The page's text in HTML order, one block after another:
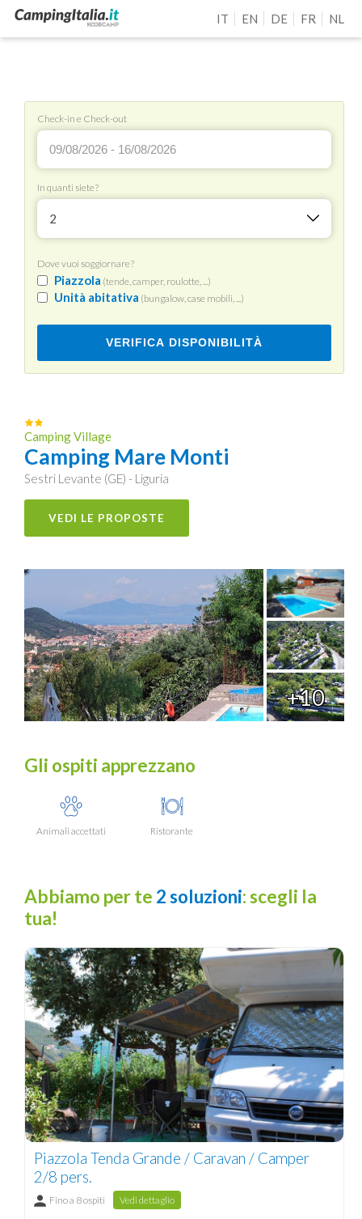
IT EN DE FR NL
Check-in e Check-out
In quanti siete?
2
Dove vuoi soggiornare?
Piazzola (tende, camper, roulotte, ...)
Unità abitativa (bungalow, case mobili, ...)
VERIFICA DISPONIBILITÀ
Camping Village
Camping Mare Monti
Sestri Levante (GE) - Liguria
VEDI LE PROPOSTE
+10
Gli ospiti apprezzano
Animali accettati Ristorante
Abbiamo per te 2 soluzioni: scegli la
tua!
Piazzola Tenda Grande / Caravan / Camper
2/8 pers.
Fino a 8 ospiti Vedi dettaglio